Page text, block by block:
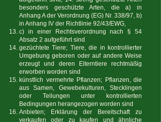
besonders geschützte Arten, die a) in
Anhang A der Verordnung (EG) Nr. 338/97, b)
in Anhang IV der Richtlinie 92/43/EWG,
c) in einer Rechtsverordnung nach § 54
Absatz 2 aufgeführt sind
gezüchtete Tiere; Tiere, die in kontrollierter
Umgebung geboren oder auf andere Weise
erzeugt und deren Elterntiere rechtmäßig
erworben worden sind
künstlich vermehrte Pflanzen; Pflanzen, die
aus Samen, Gewebekulturen, Stecklingen
oder Teilungen unter kontrollierten
Bedingungen herangezogen worden sind
Anbieten; Erklärung der Bereitschaft zu
verkaufen oder zu kaufen und ähnliche